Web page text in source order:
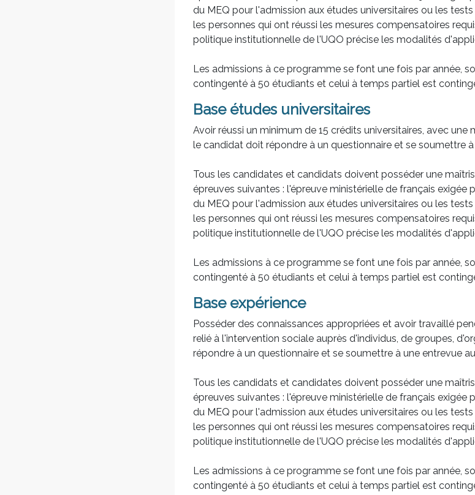
du MEQ pour l'admission aux études universitaires ou les
les personnes qui ont réussi les mesures compensatoires
politique institutionnelle de l'UQO précise les modalités
Les admissions à ce programme se font une fois par année,
contingenté à 50 étudiants et celui à temps partiel est
Base études universitaires
Avoir réussi un minimum de 15 crédits universitaires, avec
le candidat doit répondre à un questionnaire et se soumettre
Tous les candidates et candidats doivent posséder une
épreuves suivantes : l'épreuve ministérielle de français
du MEQ pour l'admission aux études universitaires ou les
les personnes qui ont réussi les mesures compensatoires
politique institutionnelle de l'UQO précise les modalités
Les admissions à ce programme se font une fois par année,
contingenté à 50 étudiants et celui à temps partiel est
Base expérience
Posséder des connaissances appropriées et avoir travaillé
relié à l'intervention sociale auprès d'individus, de groupes,
répondre à un questionnaire et se soumettre à une entrevue
Tous les candidats et candidates doivent posséder une
épreuves suivantes : l'épreuve ministérielle de français
du MEQ pour l'admission aux études universitaires ou les
les personnes qui ont réussi les mesures compensatoires
politique institutionnelle de l'UQO précise les modalités
Les admissions à ce programme se font une fois par année,
contingenté à 50 étudiants et celui à temps partiel est